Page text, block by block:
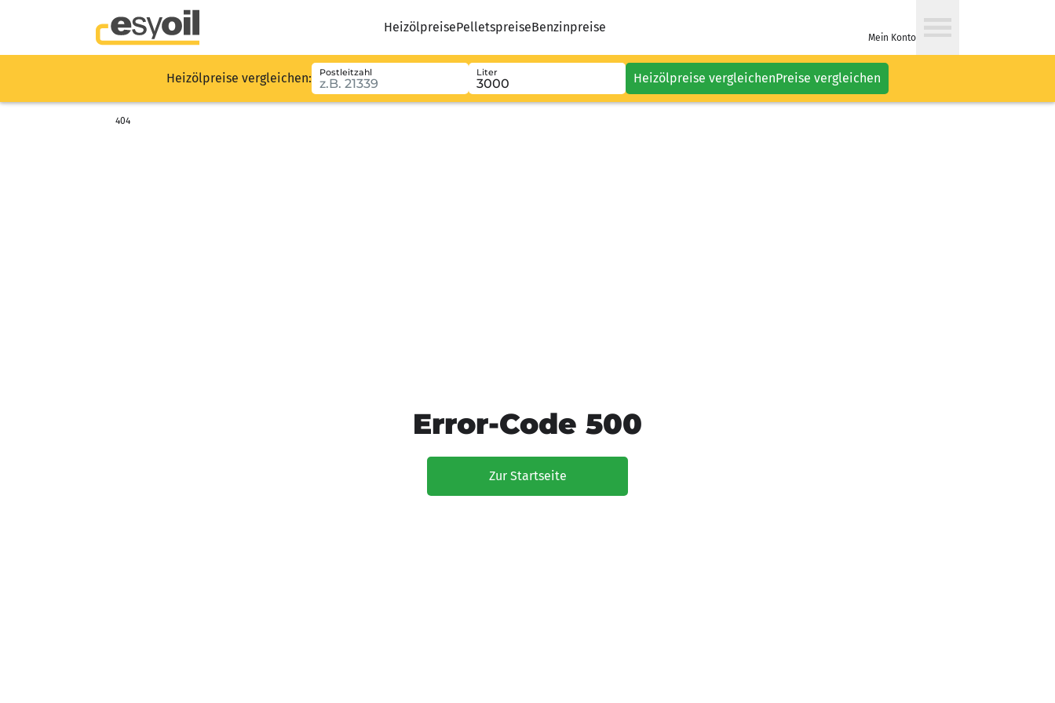
HeizölpreisePelletspreiseBenzinpreise
Mein Konto
Heizölpreise vergleichen: Postleitzahl Liter Heizölpreise vergleichenPreise vergleichen
404
Error-Code 500
Zur Startseite